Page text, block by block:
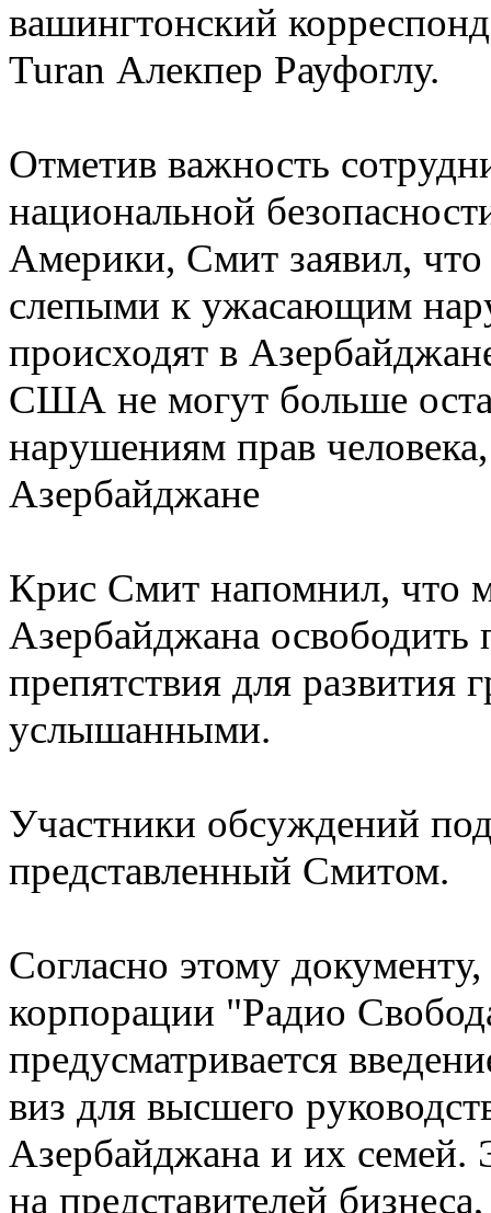
вашингтонский
Turan Алекпер Рауфоглу.
Отметив важность
национальной
Америки, Смит заявил,
слепыми к ужасающим
происходят в
США не могут больше
нарушениям прав
Азербайджане
Крис Смит напомнил, что
Азербайджана освободить
препятствия для развития
услышанными.
Участники обсуждений
представленный Смитом.
Согласно этому
корпорации "Радио
предусматривается
виз для высшего
Азербайджана и их семей.
на представителей